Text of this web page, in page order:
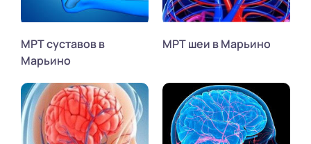
МРТ суставов в
Марьино
МРТ шеи в Марьино